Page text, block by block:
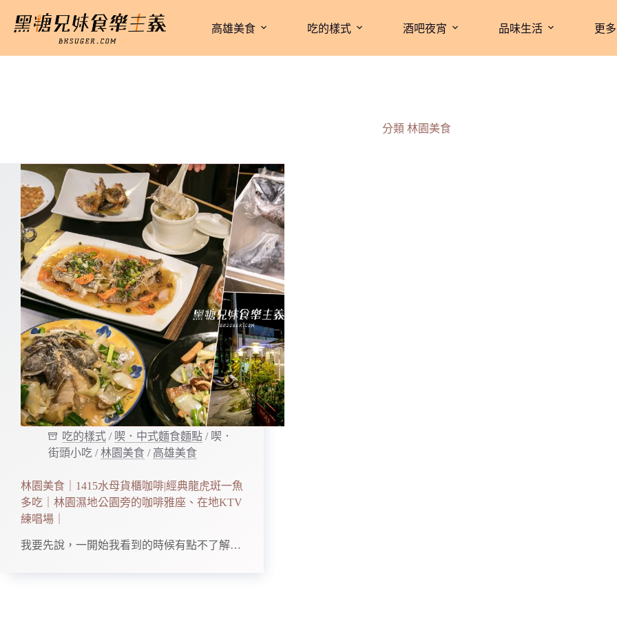
要
高雄美食 吃的樣式 酒吧夜宵 品味生活 更多
分類 林園美食
吃的樣式 / 喫．中式麵食麵點 / 喫．
街頭小吃 /林園美食 / 高雄美食
林園美食｜1415水母貨櫃咖啡|經典龍虎斑一魚
多吃｜林園濕地公園旁的咖啡雅座、在地KTV
練唱場｜
我要先說，一開始我看到的時候有點不了解…